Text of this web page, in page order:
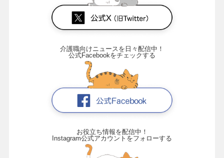
介護職向けニュースを日々配信中！
公式Facebookをチェックする
お役立ち情報を配信中！
Instagram公式アカウントをフォローする